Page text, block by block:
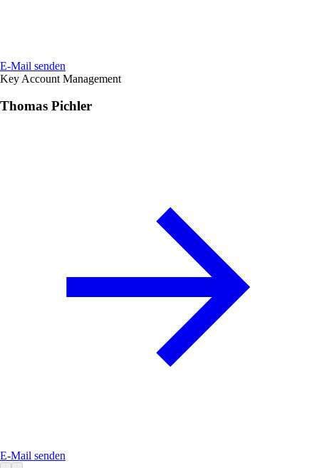
E-Mail senden
Key Account Management
Thomas Pichler
E-Mail senden